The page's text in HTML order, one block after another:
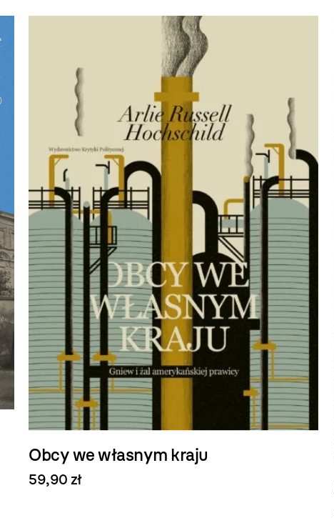
Obcy we własnym kraju
59,90 zł